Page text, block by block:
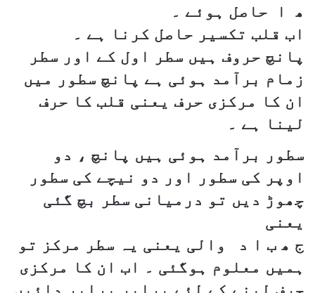
ھ ا حاصل ہوئے ۔
اب قلب تکسیر حاصل کرنا ہے ۔
پانچ حروف ہیں سطر اول کے اور سطر
زمام برآمد ہوئی ہے پانچ سطور میں
ان کا مرکزی حرف یعنی قلب کا حرف
لینا ہے ۔
سطور برآمد ہوئی ہیں پانچ ، دو
اوپر کی سطور اور دو نیچے کی سطور
چھوڑ دیں تو درمیانی سطر بچ گئی
یعنی
ج ھ ب ا د والی یعنی یہ سطر مرکز تو
ہمیں معلوم ہوگئی ۔ اب ان کا مرکزی